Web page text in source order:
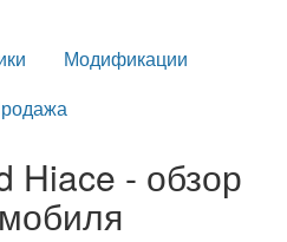
Модификации
Hiace - обзор